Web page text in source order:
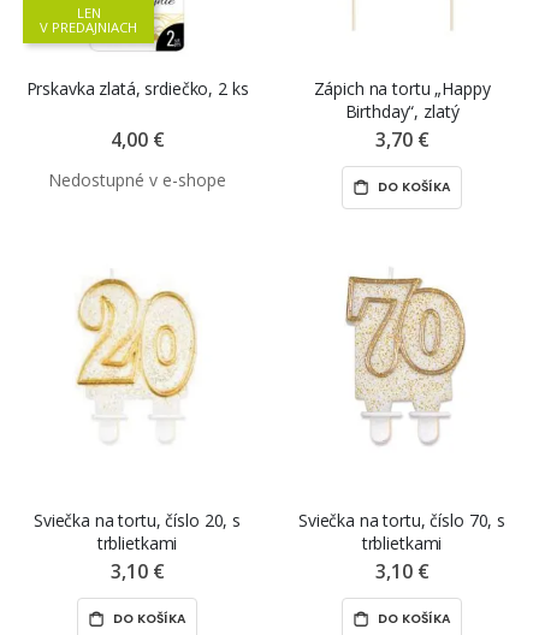
LEN
V PREDAJNIACH
Prskavka zlatá, srdiečko, 2 ks
4,00 €
Zápich na tortu „Happy
Birthday“, zlatý
3,70 €
DO KOŠÍKA
Sviečka na tortu, číslo 20, s
trblietkami
3,10 €
DO KOŠÍKA
Sviečka na tortu, číslo 70, s
trblietkami
3,10 €
DO KOŠÍKA